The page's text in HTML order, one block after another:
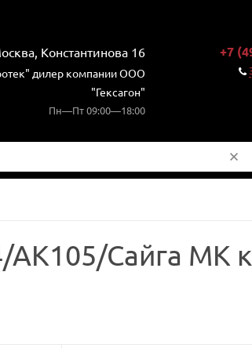
Константинова 16
дилер компании ООО
"Гексагон"
Пн—Пт 09:00—18:00
+7
АК105/Сайга МК